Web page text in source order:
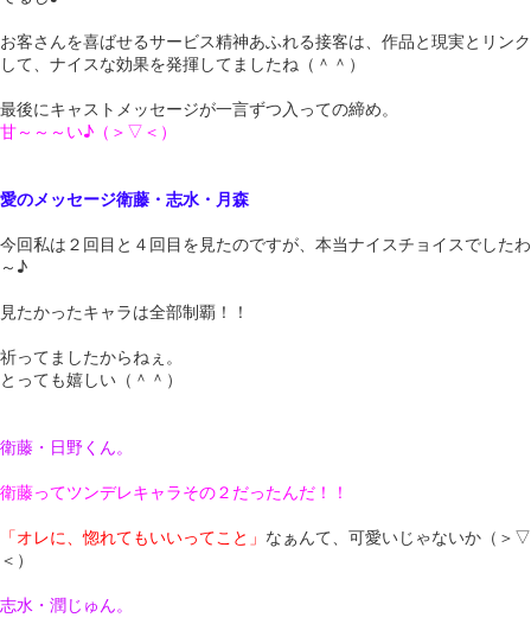
お客さんを喜ばせるサービス精神あふれる接客は、作品と現実とリンク
して、ナイスな効果を発揮してましたね（＾＾）
最後にキャストメッセージが一言ずつ入っての締め。
甘～～～い♪（＞▽＜）
愛のメッセージ衛藤・志水・月森
今回私は２回目と４回目を見たのですが、本当ナイスチョイスでしたわ
～♪
見たかったキャラは全部制覇！！
祈ってましたからねぇ。
とっても嬉しい（＾＾）
衛藤・日野くん。
衛藤ってツンデレキャラその２だったんだ！！
「オレに、惚れてもいいってこと」 なぁんて、可愛いじゃないか（＞▽
＜）
志水・潤じゅん。